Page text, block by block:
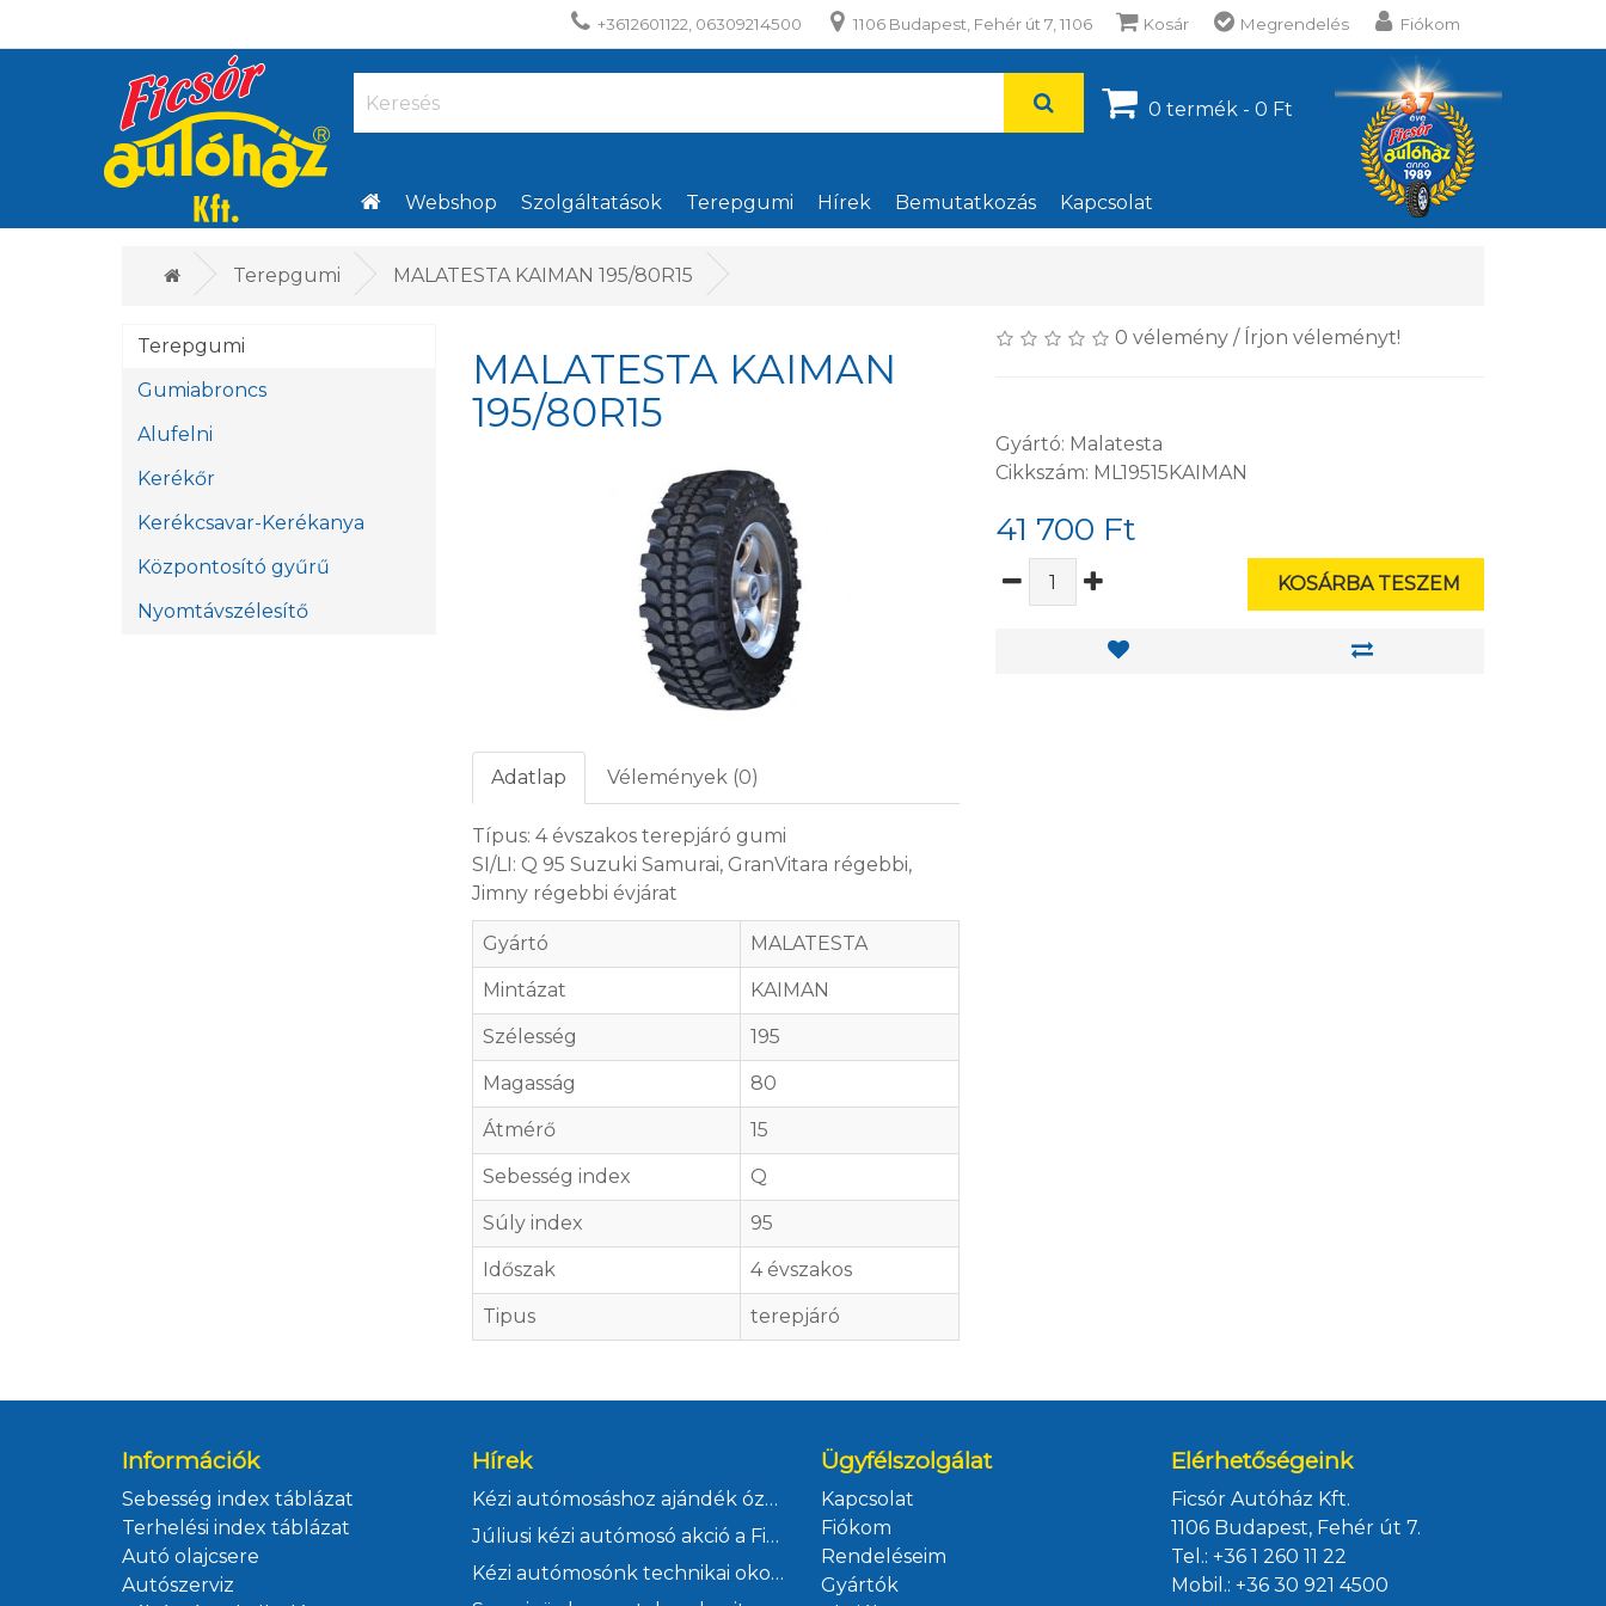
+3612601122, 06309214500 1106 Budapest, Fehér út 7, 1106 Kosár Megrendelés Fiókom
0 termék - 0 Ft
Webshop Szolgáltatások Terepgumi Hírek Bemutatkozás Kapcsolat
Terepgumi MALATESTA KAIMAN 195/80R15
Terepgumi
Gumiabroncs
Alufelni
Kerékőr
Kerékcsavar-Kerékanya
Központosító gyűrű
Nyomtávszélesítő
MALATESTA KAIMAN
195/80R15
Adatlap Vélemények (0)
Típus: 4 évszakos terepjáró gumi
SI/LI: Q 95 Suzuki Samurai, GranVitara régebbi,
Jimny régebbi évjárat
Gyártó MALATESTA
Mintázat KAIMAN
Szélesség 195
Magasság 80
Átmérő 15
Sebesség index Q
Súly index 95
Időszak 4 évszakos
Tipus terepjáró
0 vélemény / Írjon véleményt!
Gyártó: Malatesta
Cikkszám: ML19515KAIMAN
41 700 Ft
KOSÁRBA TESZEM
Információk
Sebesség index táblázat
Terhelési index táblázat
Autó olajcsere
Autószerviz
Hírek
Kézi autómosáshoz ajándék ózonos klímafertőtlenítés
Júliusi kézi autómosó akció a Ficsór Autóháznál
Kézi autómosónk technikai okok miatt szombaton zárva
Ügyfélszolgálat
Kapcsolat
Fiókom
Rendeléseim
Gyártók
Elérhetőségeink
Ficsór Autóház Kft.
1106 Budapest, Fehér út 7.
Tel.: +36 1 260 11 22
Mobil.: +36 30 921 4500